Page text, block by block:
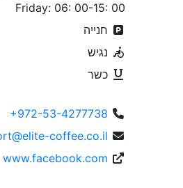
Friday: 06: 00-15: 00
חנייה
נגיש
כשר
+972-53-4277738
coffee.co.il
www.facebook.com